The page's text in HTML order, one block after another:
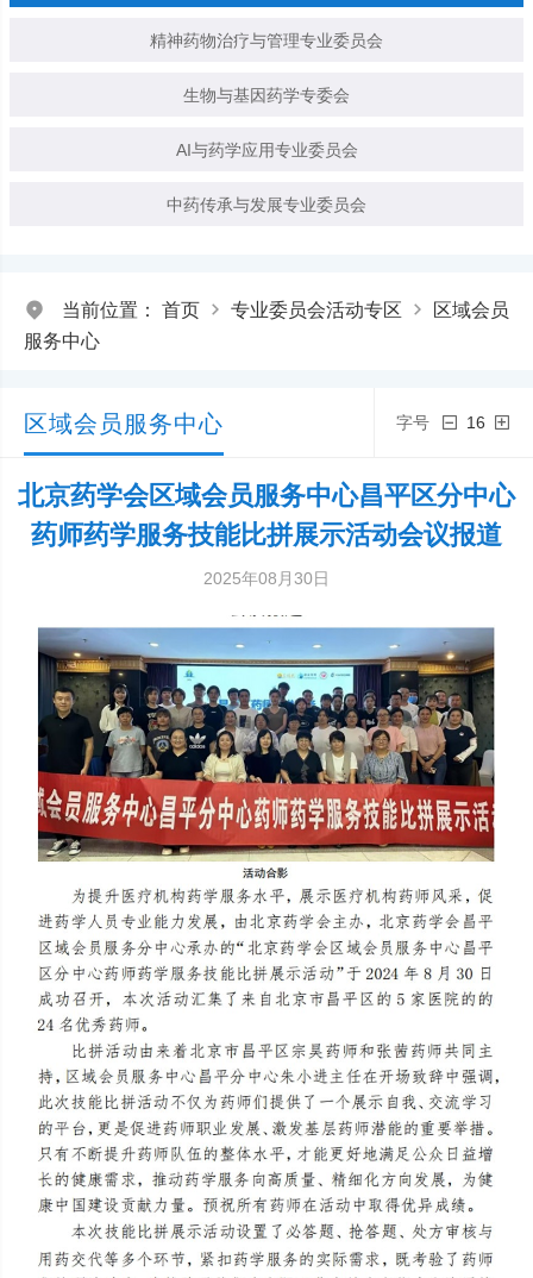
精神药物治疗与管理专业委员会
生物与基因药学专委会
AI与药学应用专业委员会
中药传承与发展专业委员会
当前位置： 首页 专业委员会活动专区
区域会员
服务中心
区域会员服务中心 字号 16
北京药学会区域会员服务中心昌平区分中心
药师药学服务技能比拼展示活动会议报道
2025年08月30日